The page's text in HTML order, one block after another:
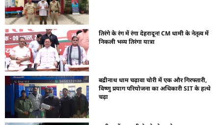
तिरंगे के रंग में रंगा देहरादून! CM धामी के नेतृत्व में
निकली भव्य तिरंगा यात्रा
बद्रीनाथ धाम चढ़ावा चोरी में एक और गिरफ्तारी,
विष्णु प्रयाग परियोजना का अधिकारी SIT के हत्थे
चढ़ा